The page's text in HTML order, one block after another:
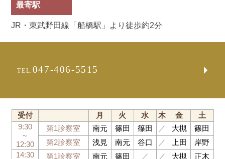
最寄駅
JR・東武野田線「船橋駅」より徒歩約2分
TEL. 047-406-5515
受付 月 火 水 木 金
土
9:30
～
12:30
第1診察室 南元 篠田 篠田 ／ 大槻
篠田
第2診察室
浅見 南元 谷口 ／ 上田
岸野
14:30
第1診察室 南元 篠田 ／ ／ 大槻
正木